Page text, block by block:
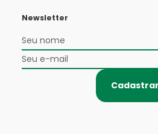
Newsletter
Cadastrar